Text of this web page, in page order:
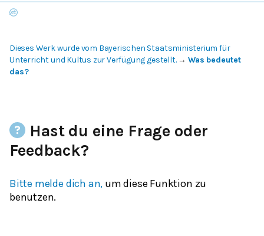
Dieses Werk wurde vom Bayerischen Staatsministerium für
Unterricht und Kultus zur Verfügung gestellt.→ Was bedeutet
das?
Hast du eine Frage oder
Feedback?
Bitte melde dich an, um diese Funktion zu
benutzen.